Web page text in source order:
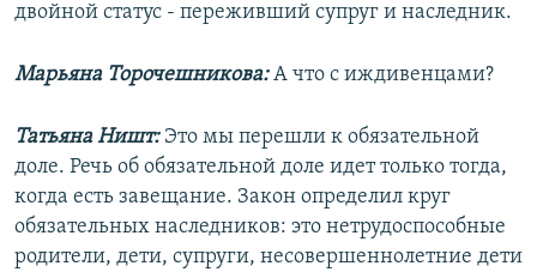
двойной статус - переживший супруг и наследник.
Марьяна Торочешникова:А что с иждивенцами?
Татьяна Ништ: Это мы перешли к обязательной
доле. Речь об обязательной доле идет только тогда,
когда есть завещание. Закон определил круг
обязательных наследников: это нетрудоспособные
родители, дети, супруги, несовершеннолетние дети